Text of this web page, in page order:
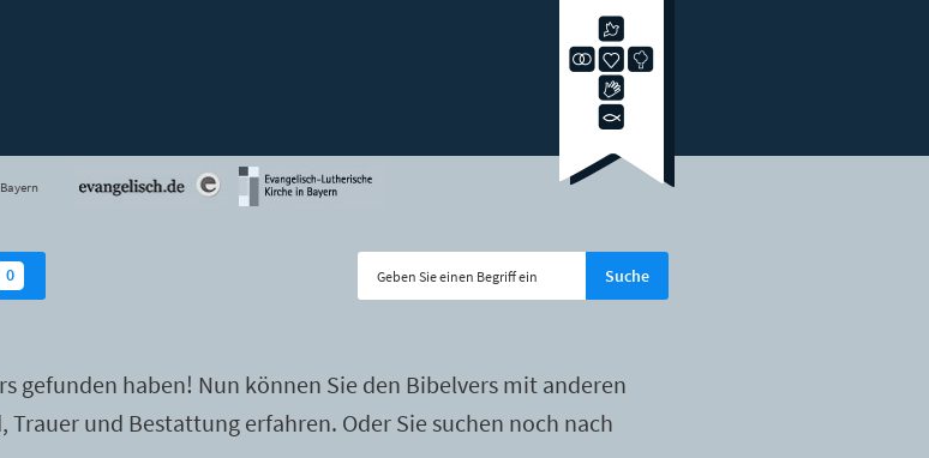
0
gefunden haben! Nun können Sie den Bibelvers mit anderen
und Bestattung erfahren. Oder Sie suchen noch nach